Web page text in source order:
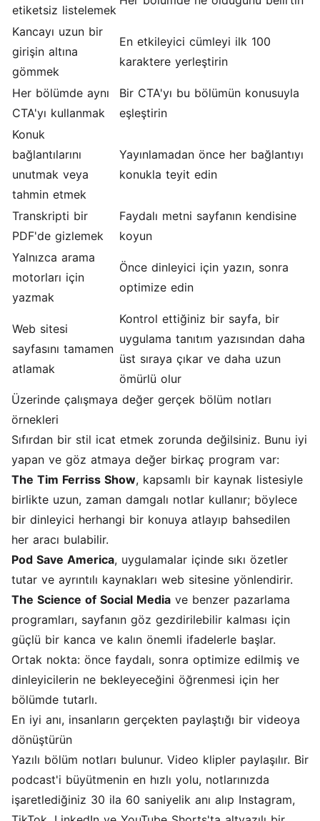
etiketsiz listelemek
Kancayı uzun bir
girişin altına
gömmek
En etkileyici cümleyi ilk 100
karaktere yerleştirin
Her bölümde aynı
CTA'yı kullanmak
Bir CTA'yı bu bölümün konusuyla
eşleştirin
Konuk
bağlantılarını
unutmak veya
tahmin etmek
Yayınlamadan önce her bağlantıyı
konukla teyit edin
Transkripti bir
PDF'de gizlemek
Faydalı metni sayfanın kendisine
koyun
Yalnızca arama
motorları için
yazmak
Önce dinleyici için yazın, sonra
optimize edin
Web sitesi
sayfasını tamamen
atlamak
Kontrol ettiğiniz bir sayfa, bir
uygulama tanıtım yazısından daha
üst sıraya çıkar ve daha uzun
ömürlü olur
Üzerinde çalışmaya değer gerçek bölüm notları
örnekleri
Sıfırdan bir stil icat etmek zorunda değilsiniz. Bunu iyi
yapan ve göz atmaya değer birkaç program var:
The Tim Ferriss Show, kapsamlı bir kaynak listesiyle
birlikte uzun, zaman damgalı notlar kullanır; böylece
bir dinleyici herhangi bir konuya atlayıp bahsedilen
her aracı bulabilir.
Pod Save America, uygulamalar içinde sıkı özetler
tutar ve ayrıntılı kaynakları web sitesine yönlendirir.
The Science of Social Media ve benzer pazarlama
programları, sayfanın göz gezdirilebilir kalması için
güçlü bir kanca ve kalın önemli ifadelerle başlar.
Ortak nokta: önce faydalı, sonra optimize edilmiş ve
dinleyicilerin ne bekleyeceğini öğrenmesi için her
bölümde tutarlı.
En iyi anı, insanların gerçekten paylaştığı bir videoya
dönüştürün
Yazılı bölüm notları bulunur. Video klipler paylaşılır. Bir
podcast'i büyütmenin en hızlı yolu, notlarınızda
işaretlediğiniz 30 ila 60 saniyelik anı alıp Instagram,